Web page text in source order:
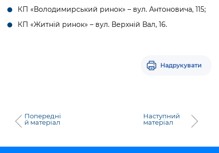
КП «Володимирський ринок» – вул. Антоновича, 115;
КП «Житній ринок» – вул. Верхній Вал, 16.
Надрукувати
Попередні
й матеріал
Наступний
матеріал